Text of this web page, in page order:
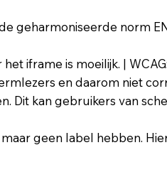
geharmoniseerde norm
iframe is moeilijk. | WCAG:
en daarom niet
Dit kan gebruikers van
geen label hebben.